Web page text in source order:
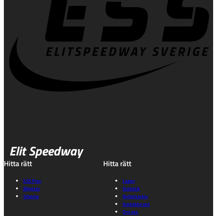
Elit Speedway
Hitta rätt
ESS Play
Biljetter
Schema
Hitta rätt
Lagen
Statistik
Nyhetsarkiv
Kontakta oss
Om oss